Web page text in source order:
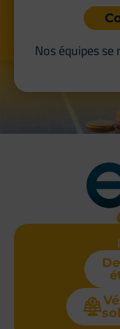
Nos équipes